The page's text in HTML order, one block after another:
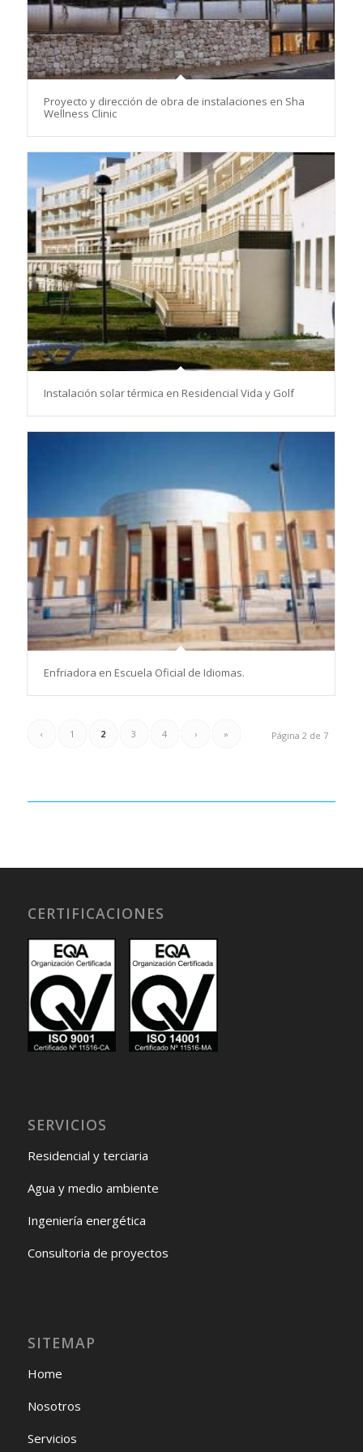
Proyecto y dirección de obra de instalaciones en Sha
Wellness Clinic
Instalación solar térmica en Residencial Vida y Golf
Enfriadora en Escuela Oficial de Idiomas.
Página 2 de 7
‹ 1 2 3 4 › »
CERTIFICACIONES
SERVICIOS
Residencial y terciaria
Agua y medio ambiente
Ingeniería energética
Consultoria de proyectos
SITEMAP
Home
Nosotros
Servicios